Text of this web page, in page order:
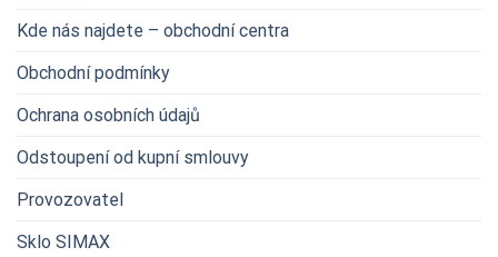
Kde nás najdete – obchodní centra
Obchodní podmínky
Ochrana osobních údajů
Odstoupení od kupní smlouvy
Provozovatel
Sklo SIMAX